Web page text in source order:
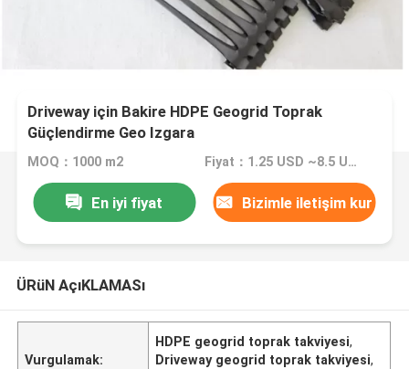
Driveway için Bakire HDPE Geogrid Toprak
Güçlendirme Geo Izgara
MOQ：1000 m2 Fiyat：1.25 USD ~8.5 USD per sqm
En iyi fiyat Bizimle iletişim kur
ÜRüN AçıKLAMASı
Vurgulamak:
HDPE geogrid toprak takviyesi,
Driveway geogrid toprak takviyesi,